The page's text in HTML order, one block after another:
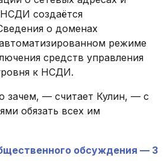
создаётся
о доменах
режиме
средств управления
к НСДИ.
зачем, — считает Кулин, — с
обязать всех им
обсуждения — 3